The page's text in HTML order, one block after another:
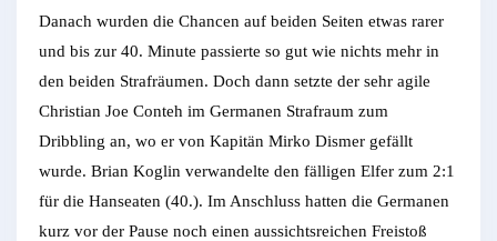
Danach wurden die Chancen auf beiden Seiten etwas rarer
und bis zur 40. Minute passierte so gut wie nichts mehr in
den beiden Strafräumen. Doch dann setzte der sehr agile
Christian Joe Conteh im Germanen Strafraum zum
Dribbling an, wo er von Kapitän Mirko Dismer gefällt
wurde. Brian Koglin verwandelte den fälligen Elfer zum 2:1
für die Hanseaten (40.). Im Anschluss hatten die Germanen
kurz vor der Pause noch einen aussichtsreichen Freistoß